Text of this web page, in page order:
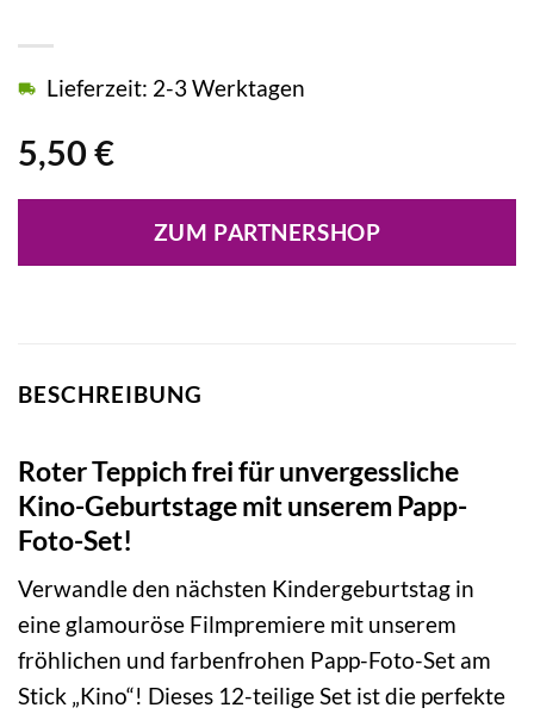
5,50 €
Lieferzeit: 2-3 Werktagen
ZUM PARTNERSHOP
BESCHREIBUNG
Roter Teppich frei für unvergessliche
Kino-Geburtstage mit unserem Papp-
Foto-Set!
Verwandle den nächsten Kindergeburtstag in
eine glamouröse Filmpremiere mit unserem
fröhlichen und farbenfrohen Papp-Foto-Set am
Stick „Kino“! Dieses 12-teilige Set ist die perfekte